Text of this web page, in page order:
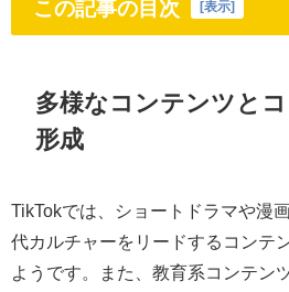
この記事の目次 [表示]
多様なコンテンツと
形成
TikTokでは、ショートドラマや漫
代カルチャーをリードするコンテ
ようです。また、教育系コンテン